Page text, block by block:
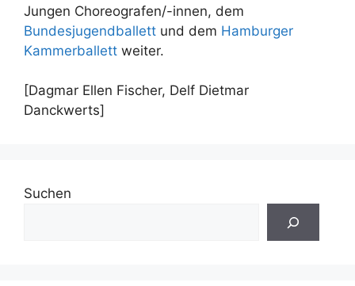
Jungen Choreografen/-innen, dem
Bundesjugendballett und dem Hamburger
Kammerballett weiter.
[Dagmar Ellen Fischer, Delf Dietmar
Danckwerts]
Suchen